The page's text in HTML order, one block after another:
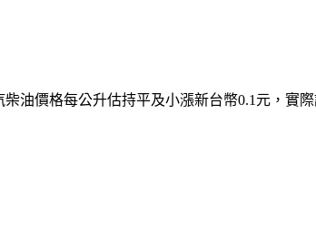
油價格每公升估持平及小漲新台幣0.1元，實